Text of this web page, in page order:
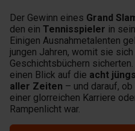
Der Gewinn eines Grand
den ein Tennisspieler in
Einigen Ausnahmetalenten
jungen Jahren, womit sie
Geschichtsbüchern
einen Blick auf die acht
aller Zeiten – und darauf,
einer glorreichen Karriere
Rampenlicht war.